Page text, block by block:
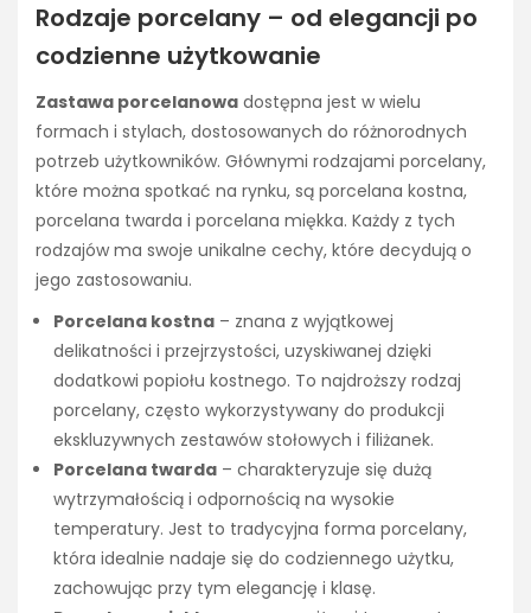
Rodzaje porcelany – od elegancji po
codzienne użytkowanie
Zastawa porcelanowa dostępna jest w wielu
formach i stylach, dostosowanych do różnorodnych
potrzeb użytkowników. Głównymi rodzajami porcelany,
które można spotkać na rynku, są porcelana kostna,
porcelana twarda i porcelana miękka. Każdy z tych
rodzajów ma swoje unikalne cechy, które decydują o
jego zastosowaniu.
Porcelana kostna – znana z wyjątkowej
delikatności i przejrzystości, uzyskiwanej dzięki
dodatkowi popiołu kostnego. To najdroższy rodzaj
porcelany, często wykorzystywany do produkcji
ekskluzywnych zestawów stołowych i filiżanek.
Porcelana twarda – charakteryzuje się dużą
wytrzymałością i odpornością na wysokie
temperatury. Jest to tradycyjna forma porcelany,
która idealnie nadaje się do codziennego użytku,
zachowując przy tym elegancję i klasę.